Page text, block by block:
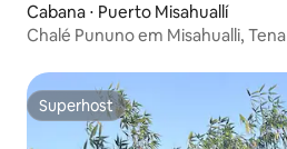
Cabana ⋅ Puerto Misahuallí
Chalé Pununo em Misahualli, Tena
Superhost
Superhost